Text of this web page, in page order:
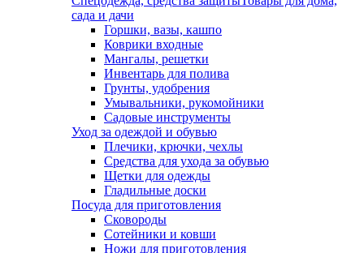
сада и дачи
Горшки, вазы, кашпо
Коврики входные
Мангалы, решетки
Инвентарь для полива
Грунты, удобрения
Умывальники, рукомойники
Садовые инструменты
Уход за одеждой и обувью
Плечики, крючки, чехлы
Средства для ухода за обувью
Щетки для одежды
Гладильные доски
Посуда для приготовления
Сковороды
Сотейники и ковши
Ножи для приготовления